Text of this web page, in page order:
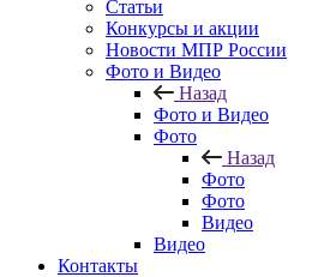
Статьи
Конкурсы и акции
Новости МПР России
Фото и Видео
Назад
Фото и Видео
Фото
Назад
Фото
Фото
Видео
Видео
Контакты